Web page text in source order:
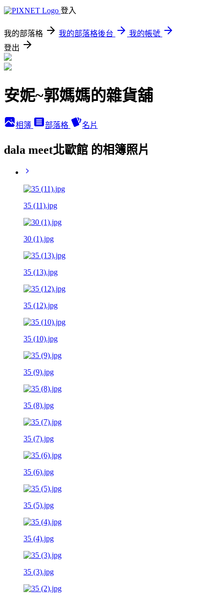
登入
我的部落格 我的部落格後台
我的帳號
登出
安妮~郭媽媽的雜貨舖
相簿 部落格 名片
dala meet北歐館 的相簿照片
35 (11).jpg
30 (1).jpg
35 (13).jpg
35 (12).jpg
35 (10).jpg
35 (9).jpg
35 (8).jpg
35 (7).jpg
35 (6).jpg
35 (5).jpg
35 (4).jpg
35 (3).jpg